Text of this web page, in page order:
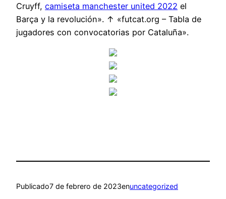
Cruyff, camiseta manchester united 2022 el
Barça y la revolución». ↑ «futcat.org – Tabla de
jugadores con convocatorias por Cataluña».
Publicado7 de febrero de 2023enuncategorized